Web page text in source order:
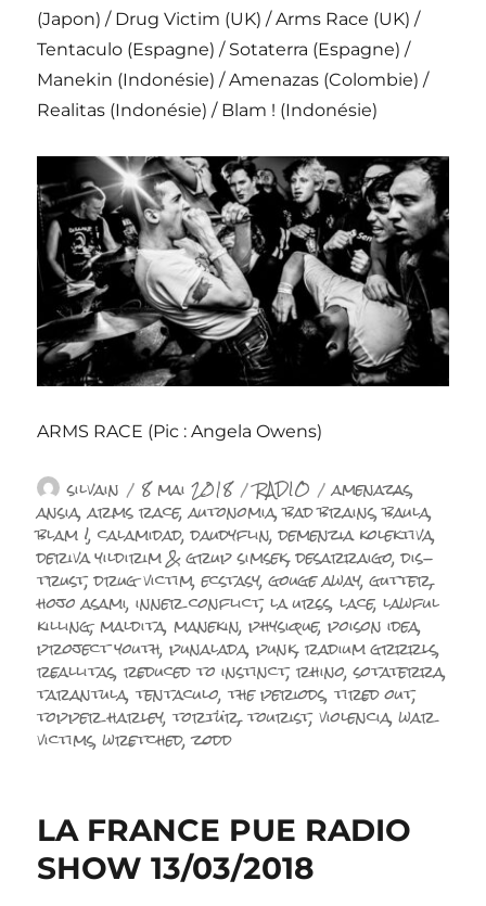
(Japon) / Drug Victim (UK) / Arms Race (UK) /
Tentaculo (Espagne) / Sotaterra (Espagne) /
Manekin (Indonésie) / Amenazas (Colombie) /
Realitas (Indonésie) / Blam ! (Indonésie)
ARMS RACE (Pic : Angela Owens)
Auteur
silvain Publié
le
8 mai 2018 Catégories
RADIO Étiquettes
amenazas,
ansia,arms race,autonomia,bad brains,baula,
blam !,calamidad,daudyflin,demenzia kolektiva,
deriva yildirim & grup simsek,desarraigo,dis-
trust,drug victim,ecstasy,gouge away,gutter,
hojo asami,inner conflict,la urss,lace,lawful
killing,maldita,manekin,physique,poison idea,
project youth,punalada,punk,radium grrrls,
reallitas,reduced to instinct,rhino,sotaterra,
tarantula,tentaculo,the periods,tired out,
topper harley,tortür,tourist,violencia,war
victims,wretched,zodd
LA FRANCE PUE RADIO
SHOW 13/03/2018